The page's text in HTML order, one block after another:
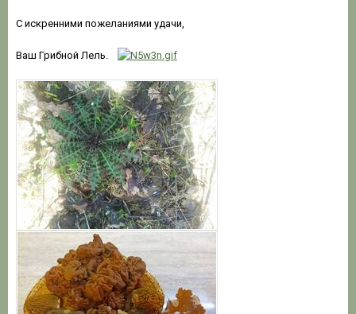
С искренними пожеланиями удачи,
Ваш Грибной Лель.